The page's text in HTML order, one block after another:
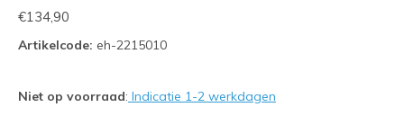
€134,90
Artikelcode: eh-2215010
Niet op voorraad: Indicatie 1-2 werkdagen